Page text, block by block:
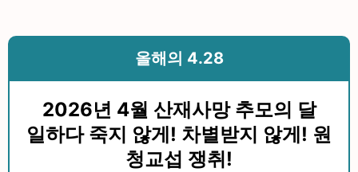
올해의 4.28
2026년 4월 산재사망 추모의 달
일하다 죽지 않게! 차별받지 않게! 원
청교섭 쟁취!